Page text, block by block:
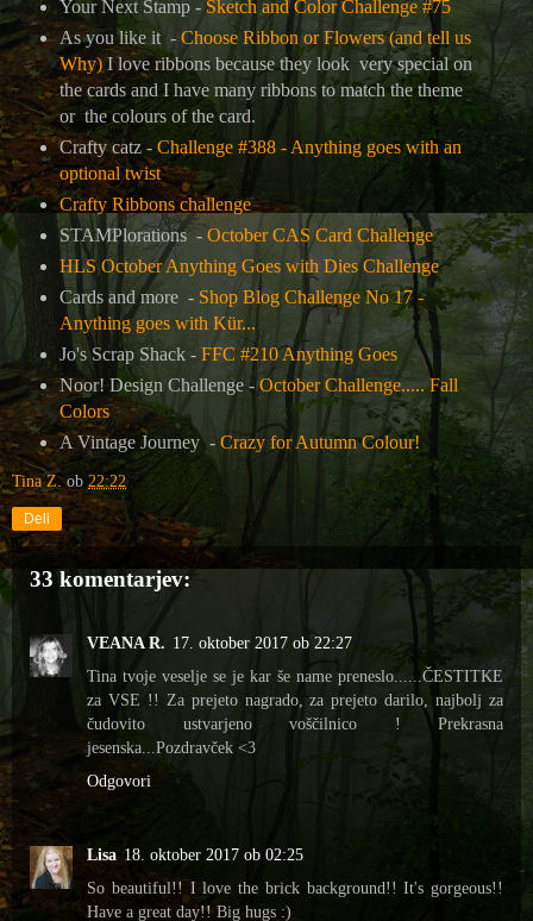
Your Next Stamp - Sketch and Color Challenge #75
As you like it - Choose Ribbon or Flowers (and tell us
Why)I love ribbons because they look very special on
the cards and I have many ribbons to match the theme
or the colours of the card.
Crafty catz - Challenge #388 - Anything goes with an
optional twist
Crafty Ribbons challenge
STAMPlorations - October CAS Card Challenge
HLS October Anything Goes with Dies Challenge
Cards and more - Shop Blog Challenge No 17 -
Anything goes with Kür...
Jo's Scrap Shack - FFC #210 Anything Goes
Noor! Design Challenge -October Challenge..... Fall
Colors
A Vintage Journey - Crazy for Autumn Colour!
Tina Z. ob 22:22
Deli
33 komentarjev:
VEANA R. 17. oktober 2017 ob 22:27
Tina tvoje veselje se je kar še name preneslo......ČESTITKE
za VSE !! Za prejeto nagrado, za prejeto darilo, najbolj za
čudovito ustvarjeno voščilnico ! Prekrasna
jesenska...Pozdravček <3
Odgovori
Lisa 18. oktober 2017 ob 02:25
So beautiful!! I love the brick background!! It's gorgeous!!
Have a great day!! Big hugs :)